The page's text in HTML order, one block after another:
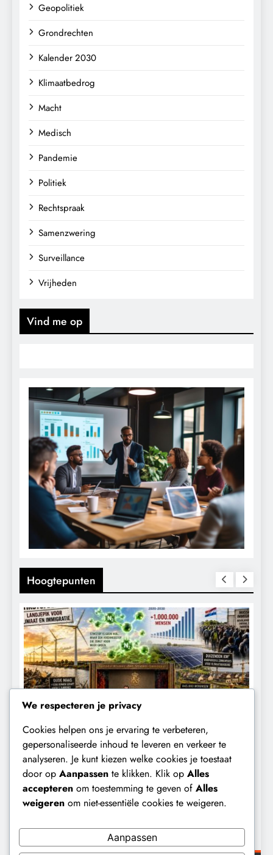
Geopolitiek
Grondrechten
Kalender 2030
Klimaatbedrog
Macht
Medisch
Pandemie
Politiek
Rechtspraak
Samenzwering
Surveillance
Vrijheden
Vind me op
Hoogtepunten
CONTROLE GEOPOLITIEK
Baudet waarschuwde al in 2020:
‘Stikstofbeleid is landjepik voor klimaat
en immigratie’.
We respecteren je privacy
Cookies helpen ons je ervaring te verbeteren,
gepersonaliseerde inhoud te leveren en verkeer te
analyseren. Je kunt kiezen welke cookies je toestaat
door op Aanpassen te klikken. Klik op Alles
accepteren om toestemming te geven of Alles
weigeren om niet-essentiële cookies te weigeren.
Aanpassen